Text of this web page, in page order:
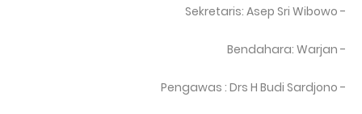
- Sekretaris: Asep Sri Wibowo
- Bendahara: Warjan
- Pengawas : Drs H Budi Sardjono